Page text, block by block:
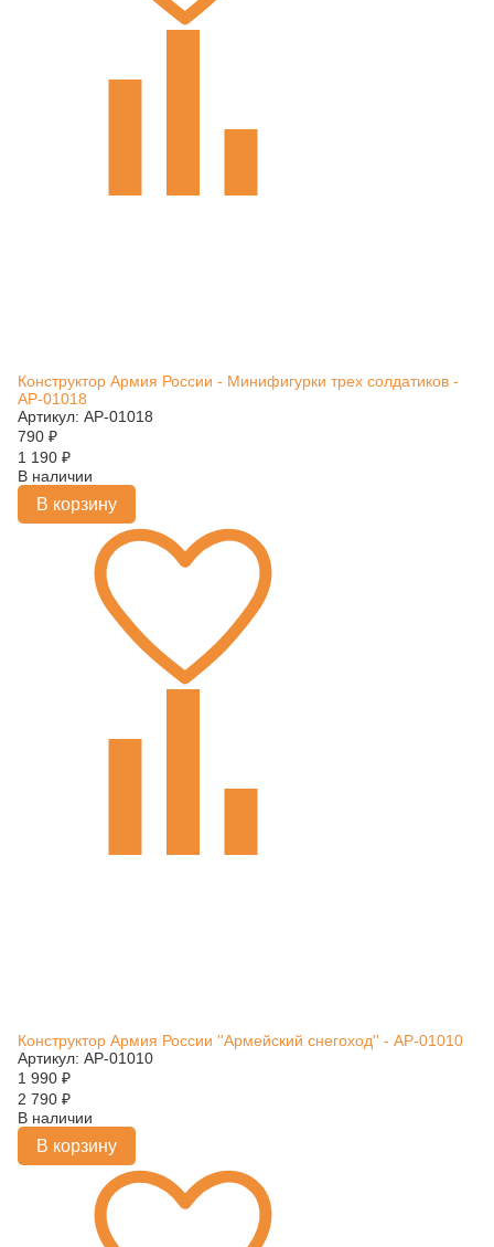
Конструктор Армия России - Минифигурки трех солдатиков -
АР-01018
Артикул: АР-01018
790 ₽
1 190 ₽
В наличии
В корзину
Конструктор Армия России ''Армейский снегоход'' - АР-01010
Артикул: АР-01010
1 990 ₽
2 790 ₽
В наличии
В корзину